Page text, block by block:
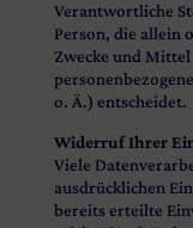
Verantwortliche
Person, die allein
Zwecke und
o. Ä.) entscheidet.
Widerruf Ihrer
Viele
ausdrücklichen
bereits erteilte